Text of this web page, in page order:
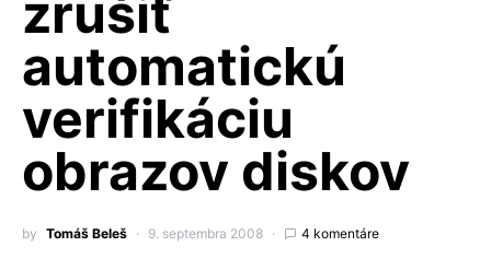
zrušiť
automatickú
verifikáciu
obrazov diskov
by Tomáš Beleš 9. septembra 2008 4 komentáre